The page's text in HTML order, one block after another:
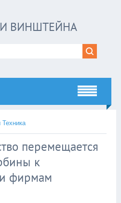
ВИНШТЕЙНА
Техника
перемещается
к
фирмам